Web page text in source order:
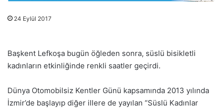
24 Eylül 2017
Başkent Lefkoşa bugün öğleden sonra, süslü bisikletli
kadınların etkinliğinde renkli saatler geçirdi.
Dünya Otomobilsiz Kentler Günü kapsamında 2013 yılında
İzmir’de başlayıp diğer illere de yayılan “Süslü Kadınlar